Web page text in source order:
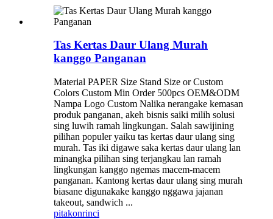
Tas Kertas Daur Ulang Murah
kanggo Panganan
Material PAPER Size Stand Size or Custom
Colors Custom Min Order 500pcs OEM&ODM
Nampa Logo Custom Nalika nerangake kemasan
produk panganan, akeh bisnis saiki milih solusi
sing luwih ramah lingkungan. Salah sawijining
pilihan populer yaiku tas kertas daur ulang sing
murah. Tas iki digawe saka kertas daur ulang lan
minangka pilihan sing terjangkau lan ramah
lingkungan kanggo ngemas macem-macem
panganan. Kantong kertas daur ulang sing murah
biasane digunakake kanggo nggawa jajanan
takeout, sandwich ...
pitakonrinci